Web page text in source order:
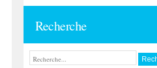
Recherche